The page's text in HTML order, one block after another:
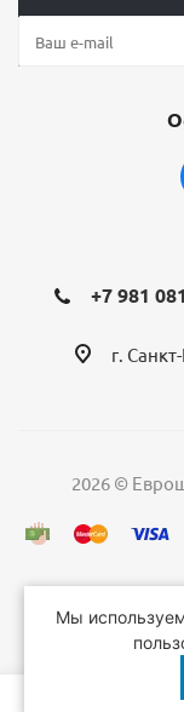
+7 981
г.
2026 ©
Мы